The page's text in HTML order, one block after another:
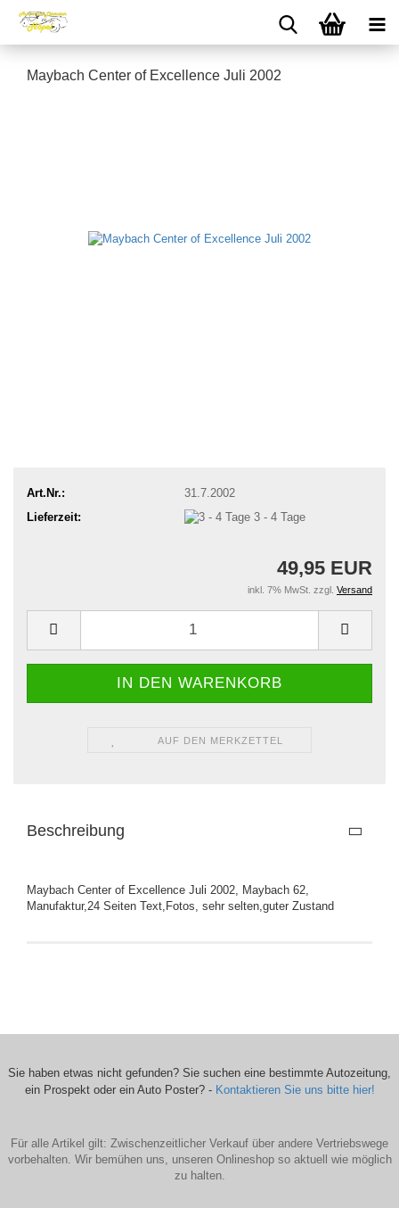
Maybach Center of Excellence Juli 2002
Art.Nr.:
31.7.2002
Lieferzeit:
3 - 4 Tage
49,95 EUR
inkl. 7% MwSt. zzgl. Versand
AUF DEN MERKZETTEL
Beschreibung
Maybach Center of Excellence Juli 2002, Maybach 62,
Manufaktur,24 Seiten Text,Fotos, sehr selten,guter Zustand
Sie haben etwas nicht gefunden? Sie suchen eine bestimmte Autozeitung,
ein Prospekt oder ein Auto Poster? - Kontaktieren Sie uns bitte hier!
Für alle Artikel gilt: Zwischenzeitlicher Verkauf über andere Vertriebswege
vorbehalten. Wir bemühen uns, unseren Onlineshop so aktuell wie möglich
zu halten.